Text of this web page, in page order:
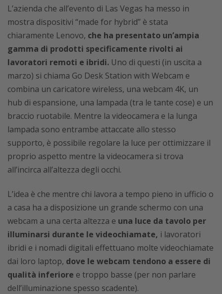
L’azienda che all’evento di Las Vegas ha messo in
mostra dispositivi “made for hybrid” è stata
chiaramente Lenovo, che ha presentato un’ampia
gamma di prodotti specificamente rivolti ai
lavoratori remoti e ibridi. Uno di questi (in uscita a
marzo) si chiama Go Desk Station with Webcam e
combina un caricatore wireless, una webcam 4K, un
hub di espansione, una lampada (tra le tante cose) e un
braccio ruotabile. Mentre la videocamera e la lunga
lampada sono entrambe attaccate allo stesso
supporto, è possibile regolare la luce per ottimizzare il
proprio aspetto mentre la videocamera si trova
all’incirca all’altezza degli occhi.
L’idea è che mentre chi lavora a tempo pieno in ufficio o
a casa ha a disposizione un grande schermo con una
webcam a una certa altezza e una luce da tavolo per
illuminarsi durante le videochiamate, i lavoratori
ibridi e i nomadi digitali effettuano molte videochiamate
dai loro laptop, dove le webcam tendono a essere di
qualità inferiore e troppo basse (per non parlare
dell’illuminazione spesso scadente).